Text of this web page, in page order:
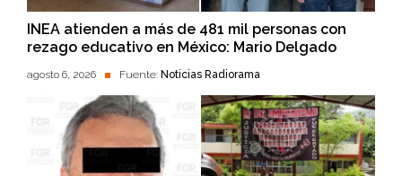
INEA atienden a más de 481 mil personas con
rezago educativo en México: Mario Delgado
agosto 6, 2026 Fuente: Noticias Radiorama